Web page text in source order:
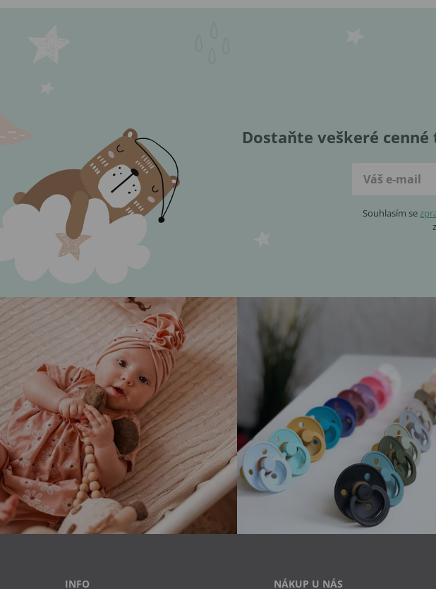
Dostaňte veškeré
Souhlasím se
INFO NÁKUP U NÁS